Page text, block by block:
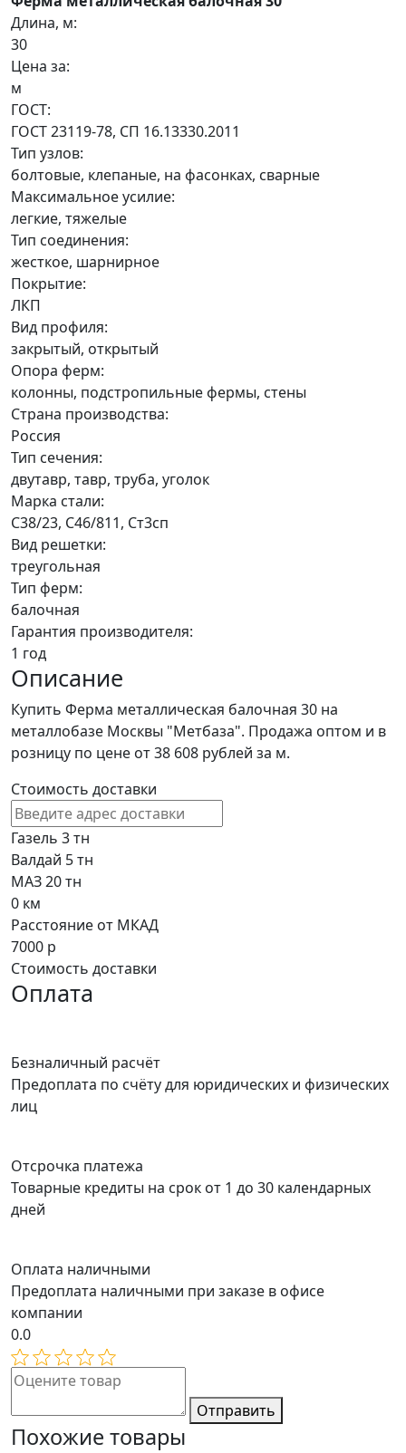
Длина, м:
30
Цена за:
м
ГОСТ:
ГОСТ 23119-78, СП 16.13330.2011
Тип узлов:
болтовые, клепаные, на фасонках, сварные
Максимальное усилие:
легкие, тяжелые
Тип соединения:
жесткое, шарнирное
Покрытие:
ЛКП
Вид профиля:
закрытый, открытый
Опора ферм:
колонны, подстропильные фермы, стены
Страна производства:
Россия
Тип сечения:
двутавр, тавр, труба, уголок
Марка стали:
С38/23, С46/811, Ст3сп
Вид решетки:
треугольная
Тип ферм:
балочная
Гарантия производителя:
1 год
Описание
Купить Ферма металлическая балочная 30 на
металлобазе Москвы "Метбаза". Продажа оптом и в
розницу по цене от 38 608 рублей за м.
Стоимость доставки
Газель 3 тн
Валдай 5 тн
МАЗ 20 тн
0 км
Расстояние от МКАД
7000 р
Стоимость доставки
Оплата
Безналичный расчёт
Предоплата по счёту для юридических и физических
лиц
Отсрочка платежа
Товарные кредиты на срок от 1 до 30 календарных
дней
Оплата наличными
Предоплата наличными при заказе в офисе
компании
0.0
Отправить
Похожие товары